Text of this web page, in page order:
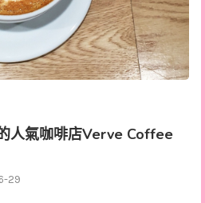
人氣咖啡店Verve Coffee
29